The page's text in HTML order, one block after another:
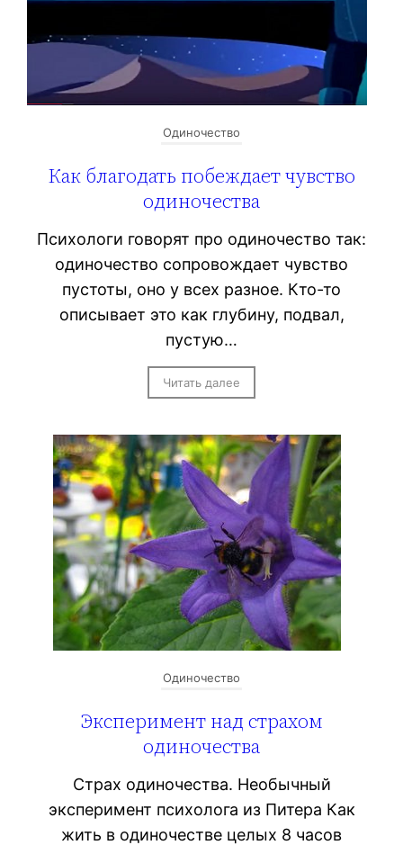
Одиночество
Как благодать побеждает чувство
одиночества
Психологи говорят про одиночество так:
одиночество сопровождает чувство
пустоты, оно у всех разное. Кто-то
описывает это как глубину, подвал,
пустую…
Читать далее
Одиночество
Эксперимент над страхом
одиночества
Страх одиночества. Необычный
эксперимент психолога из Питера Как
жить в одиночестве целых 8 часов